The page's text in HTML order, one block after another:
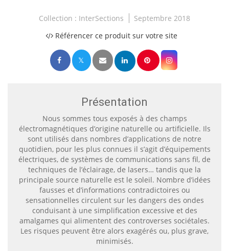
Collection : InterSections
Septembre 2018
Référencer ce produit sur votre site
Présentation
Nous sommes tous exposés à des champs
électromagnétiques d’origine naturelle ou artificielle. Ils
sont utilisés dans nombres d’applications de notre
quotidien, pour les plus connues il s’agit d’équipements
électriques, de systèmes de communications sans fil, de
techniques de l’éclairage, de lasers… tandis que la
principale source naturelle est le soleil. Nombre d’idées
fausses et d’informations contradictoires ou
sensationnelles circulent sur les dangers des ondes
conduisant à une simplification excessive et des
amalgames qui alimentent des controverses sociétales.
Les risques peuvent être alors exagérés ou, plus grave,
minimisés.